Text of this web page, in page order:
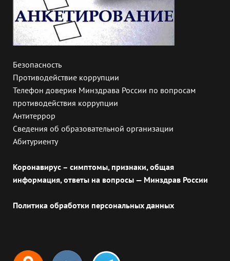
Безопасность
Противодействие коррупции
Телефон доверия Минздрава России по вопросам
противодействия коррупции
Антитеррор
Сведения об образовательной организации
Абитуриенту
Коронавирус – симптомы, признаки, общая
информация, ответы на вопросы — Минздрав России
Политика обработки персональных данных